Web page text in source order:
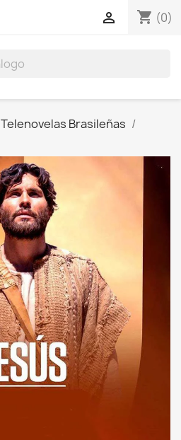
shopping_cart (0)

Telenovelas Brasileñas